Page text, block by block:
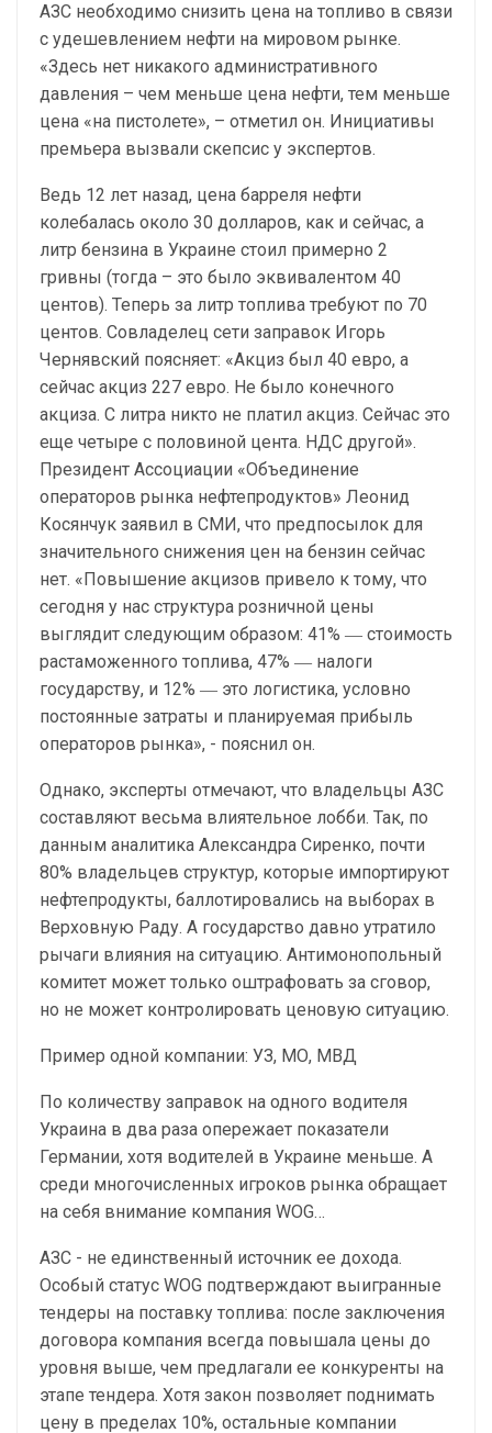
АЗС необходимо снизить цена на топливо в связи
с удешевлением нефти на мировом рынке.
«Здесь нет никакого административного
давления – чем меньше цена нефти, тем меньше
цена «на пистолете», – отметил он. Инициативы
премьера вызвали скепсис у экспертов.
Ведь 12 лет назад, цена барреля нефти
колебалась около 30 долларов, как и сейчас, а
литр бензина в Украине стоил примерно 2
гривны (тогда – это было эквивалентом 40
центов). Теперь за литр топлива требуют по 70
центов. Совладелец сети заправок Игорь
Чернявский поясняет: «Акциз был 40 евро, а
сейчас акциз 227 евро. Не было конечного
акциза. С литра никто не платил акциз. Сейчас это
еще четыре с половиной цента. НДС другой».
Президент Ассоциации «Объединение
операторов рынка нефтепродуктов» Леонид
Косянчук заявил в СМИ, что предпосылок для
значительного снижения цен на бензин сейчас
нет. «Повышение акцизов привело к тому, что
сегодня у нас структура розничной цены
выглядит следующим образом: 41% ― стоимость
растаможенного топлива, 47% ― налоги
государству, и 12% ― это логистика, условно
постоянные затраты и планируемая прибыль
операторов рынка», - пояснил он.
Однако, эксперты отмечают, что владельцы АЗС
составляют весьма влиятельное лобби. Так, по
данным аналитика Александра Сиренко, почти
80% владельцев структур, которые импортируют
нефтепродукты, баллотировались на выборах в
Верховную Раду. А государство давно утратило
рычаги влияния на ситуацию. Антимонопольный
комитет может только оштрафовать за сговор,
но не может контролировать ценовую ситуацию.
Пример одной компании: УЗ, МО, МВД
По количеству заправок на одного водителя
Украина в два раза опережает показатели
Германии, хотя водителей в Украине меньше. А
среди многочисленных игроков рынка обращает
на себя внимание компания WOG…
АЗС - не единственный источник ее дохода.
Особый статус WOG подтверждают выигранные
тендеры на поставку топлива: после заключения
договора компания всегда повышала цены до
уровня выше, чем предлагали ее конкуренты на
этапе тендера. Хотя закон позволяет поднимать
цену в пределах 10%, остальные компании